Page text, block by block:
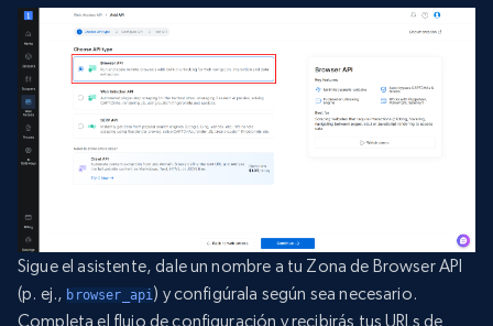
Sigue el asistente, dale un nombre a tu Zona de Browser API
(p. ej., browser_api ) y configúrala según sea necesario.
Completa el flujo de configuración y recibirás tus URLs de